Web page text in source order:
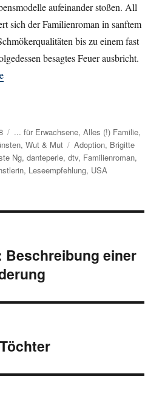
aufeinander stoßen. All
sich der Familienroman in sanftem
bis zu einem fast
besagtes Feuer ausbricht.
Kategorien
... für Erwachsene,Alles (!) Familie,
,Wut & Mut Schlagwörter
Adoption, Brigitte
Ng,danteperle,dtv, Familienroman,
, Leseempfehlung, USA
Beschreibung einer